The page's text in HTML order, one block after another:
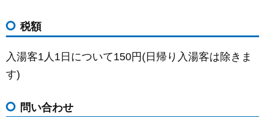
税額
入湯客1人1日について150円(日帰り入湯客は除きま
す)
問い合わせ